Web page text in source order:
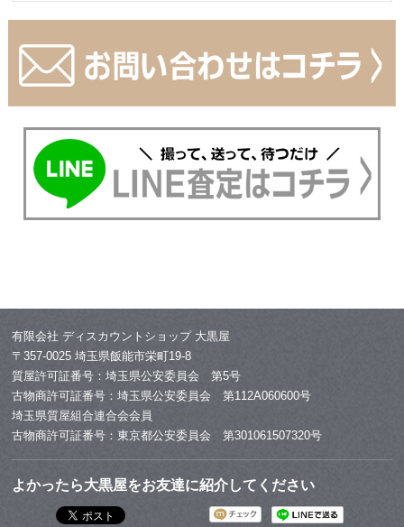
有限会社 ディスカウントショップ 大黒屋
〒357-0025 埼玉県飯能市栄町19-8
質屋許可証番号：埼玉県公安委員会 第5号
古物商許可証番号：埼玉県公安委員会 第112A060600号
埼玉県質屋組合連合会会員
古物商許可証番号：東京都公安委員会 第301061507320号
よかったら大黒屋をお友達に紹介してください